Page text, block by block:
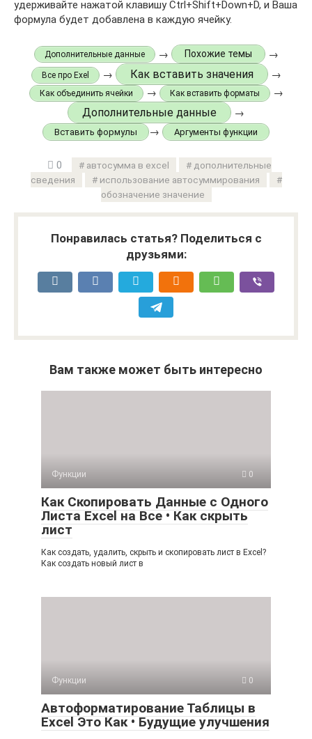
удерживайте нажатой клавишу Ctrl+Shift+Down+D, и Ваша
формула будет добавлена в каждую ячейку.
Дополнительные данные → Похожие темы →
Все про Exel → Как вставить значения →
Как объединить ячейки → Как вставить форматы →
Дополнительные данные →
Вставить формулы → Аргументы функции
0 автосумма в excel
дополнительные
сведения
использование автосуммирования
обозначение значение
Понравилась статья? Поделиться с
друзьями:
Вам также может быть интересно
Функции 0
Как Скопировать Данные с Одного
Листа Excel на Все • Как скрыть
лист
Как создать, удалить, скрыть и скопировать лист в Excel?
Как создать новый лист в
Функции 0
Автоформатирование Таблицы в
Excel Это Как • Будущие улучшения